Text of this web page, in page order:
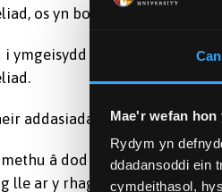
Mae'r wefan
Rydym yn
ddadansoddi ein
cymdeithasol,
os yn bosib, ond ni ellir
i ymgeisydd ddod ag unrhyw
addasiadau ôl-weithredol
methu â dod i gyfweliad a
lle ar y rhaglen feddygaeth.